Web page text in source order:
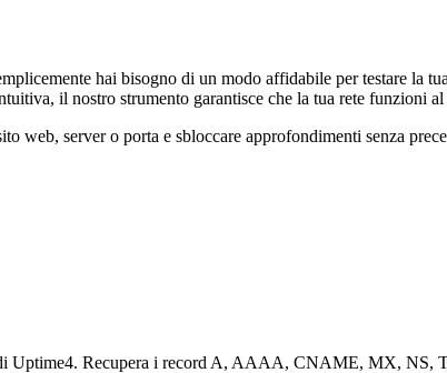
hai bisogno di un modo affidabile per testare la
il nostro strumento garantisce che la tua rete funzioni
web, server o porta e sbloccare approfondimenti senza
Uptime4. Recupera i record A, AAAA, CNAME, MX, NS,